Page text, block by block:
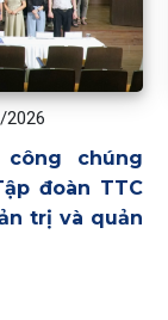
2026
chúng
đoàn TTC
trị và quản